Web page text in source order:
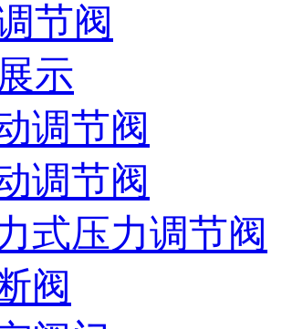
节阀
示
调节阀
调节阀
式压力调节阀
阀